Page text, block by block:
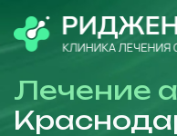
Лечение